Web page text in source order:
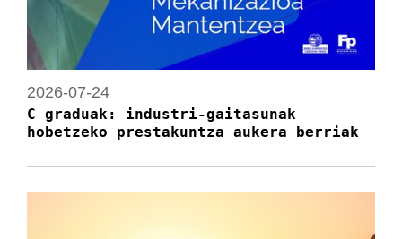
2026-07-24
C graduak: industri-gaitasunak
hobetzeko prestakuntza aukera berriak